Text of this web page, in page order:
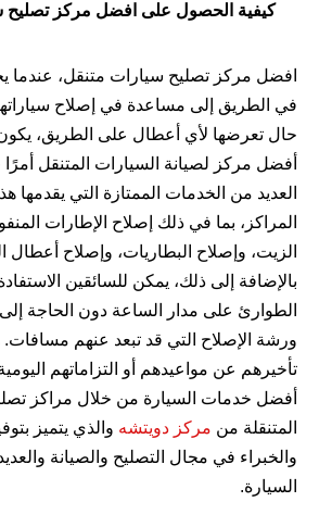
كيفية الحصول على افضل مركز تصليح
افضل مركز تصليح سيارات متنقل، عندما
في الطريق إلى مساعدة في إصلاح
حال تعرضها لأي أعطال على الطريق،
أفضل مركز لصيانة السيارات المتنقل أمرًا
العديد من الخدمات الممتازة التي يقدمها
المراكز، بما في ذلك إصلاح الإطارات
الزيت، وإصلاح البطاريات، وإصلاح أعطال
بالإضافة إلى ذلك، يمكن للسائقين
الطوارئ على مدار الساعة دون الحاجة
ورشة الإصلاح التي قد تبعد عنهم
تأخيرهم عن مواعيدهم أو التزاماتهم
أفضل خدمات السيارة من خلال مراكز
المتنقلة من مركز دويتشه والذي يتميز
والخبراء في مجال التصليح والصيانة
السيارة.